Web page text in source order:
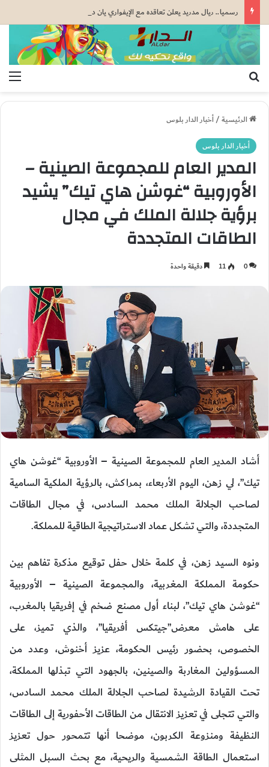
الرئيسية/أخبار الدار بلوس
أخبار الدار بلوس
المدير العام للمجموعة الصينية –
الأوروبية “غوشن هاي تيك” يشيد
برؤية جلالة الملك في مجال
الطاقات المتجددة
0
11 دقيقة واحدة
أشاد المدير العام للمجموعة الصينية – الأوروبية “غوشن هاي
تيك”، لي زهن، اليوم الأربعاء، بمراكش، بالرؤية الملكية السامية
لصاحب الجلالة الملك محمد السادس، في مجال الطاقات
المتجددة، والتي تشكل عماد الاستراتيجية الطاقية للمملكة.
ونوه السيد زهن، في كلمة خلال حفل توقيع مذكرة تفاهم بين
حكومة المملكة المغربية، والمجموعة الصينية – الأوروبية
“غوشن هاي تيك”، لبناء أول مصنع ضخم في إفريقيا بالمغرب،
على هامش معرض”جيتكس أفريقيا”، والذي تميز، على
الخصوص، بحضور رئيس الحكومة، عزيز أخنوش، وعدد من
المسؤولين المغاربة والصينين، بالجهود التي تبذلها المملكة،
تحت القيادة الرشيدة لصاحب الجلالة الملك محمد السادس،
والتي تتجلى في تعزيز الانتقال من الطاقات الأحفورية إلى الطاقات
النظيفة ومنزوعة الكربون، موضحا أنها تتمحور حول تعزيز
استعمال الطاقة الشمسية والريحية، مع بحث السبل المثلى